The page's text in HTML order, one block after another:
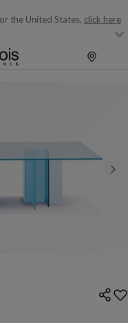
the United States, click here